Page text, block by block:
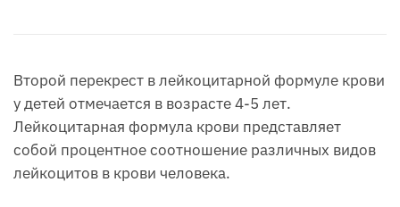
Второй перекрест в лейкоцитарной формуле крови
у детей отмечается в возрасте 4-5 лет.
Лейкоцитарная формула крови представляет
собой процентное соотношение различных видов
лейкоцитов в крови человека.